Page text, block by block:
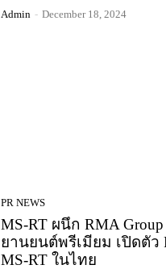
Admin - December 18, 2024
PR NEWS
MS-RT ผนึก RMA
ยานยนต์พรีเมียม เปิดตัว
MS-RT ในไทย